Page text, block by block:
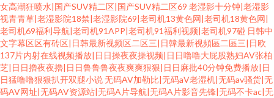
女高潮狂喷水|国产SUV精二区|国产SUV精二区69 老湿影十分钟|老湿影
视青青草|老湿影院18禁|老湿影院69|老司机13黄色网|老司机18黄色网|
老司机69福利导航|老司机91APP|老司机91福利视频|老司机97碰 日韩中
文字幕区区有砖区|日韩最新视频区二区三|日韓最新视頻區二區三|日欧
137片内射在线视频播放|日日操夜夜操视频|日日噜噜大屁股熟妇AV张柏
芝|日日擼夜夜擼|日日鲁鲁鲁夜夜爽爽狠狠|日日麻批40分钟免费播放|日
日猛噜噜狠狠扒开双腿小说无码AV加勒比|无码aV老湿机|无码av骚货|无
码AV网址|无码AV资源站|无码A片导航|无码A片影音先锋|无码不卡ac|无